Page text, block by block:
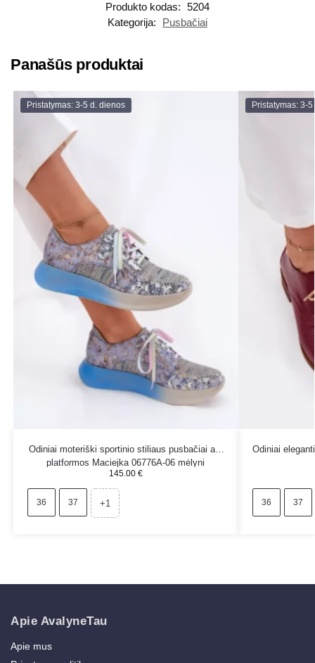
Produkto kodas: 5204
Kategorija:
Pusbačiai
Panašūs produktai
Pristatymas: 3-5 d. dienos
Odiniai moteriški sportinio stiliaus pusbačiai ant
platformos Maciejka 06776A-06 mėlyni
145.00 €
36 37 +1
Pristatymas: 3-
Odiniai
36 37
Apie AvalyneTau
Apie mus